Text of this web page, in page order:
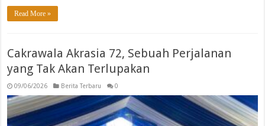
Read More »
Cakrawala Akrasia 72, Sebuah Perjalanan
yang Tak Akan Terlupakan
09/06/2026 Berita Terbaru 0